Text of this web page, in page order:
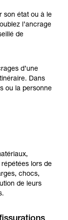
une
Validez
à refaire
avant
d’autres
son état ou à le
l’ancrage
de
d’une
Dans
ou la personne
lors de
chocs,
de leurs